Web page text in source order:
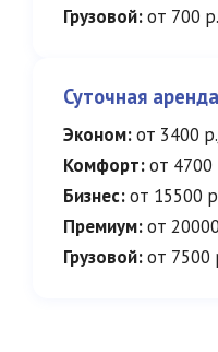
Грузовой:от 700
Суточная аренда
Эконом:от 3400
Комфорт:от 4700
Бизнес:от 15500
Премиум:от
Грузовой:от 7500